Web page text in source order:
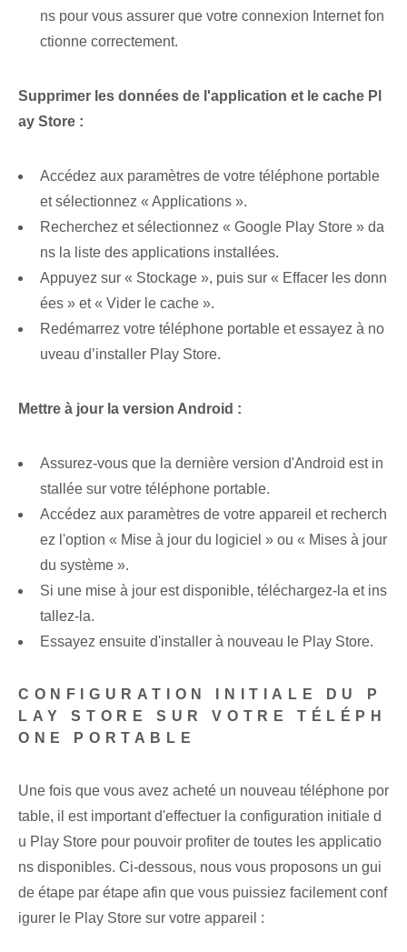
ns pour vous assurer que votre connexion Internet fon
ctionne correctement.
Supprimer les données de l'application et le cache⁣ Pl
ay⁤ Store :
Accédez aux paramètres de votre téléphone portable
et sélectionnez « Applications ».
Recherchez et sélectionnez « Google Play Store » da
ns la liste des applications installées.
Appuyez sur « Stockage », puis sur « Effacer les donn
ées » et « Vider le cache ».
Redémarrez votre téléphone portable et essayez à no
uveau d’installer Play Store.
Mettre à jour la version Android :
Assurez-vous que la dernière version d'Android est in
stallée sur votre téléphone portable.
Accédez aux paramètres de votre appareil et recherch
ez l'option « Mise à jour du logiciel » ou « Mises à jour
du système ».
Si une mise à jour est disponible, téléchargez-la et ins
tallez-la.
Essayez ensuite d'installer à nouveau le Play⁣ Store.
CONFIGURATION INITIALE DU P
LAY STORE SUR VOTRE TÉLÉPH
ONE PORTABLE
Une fois que vous avez acheté un nouveau téléphone por
table, il est important d'effectuer la configuration initiale d
u Play Store pour pouvoir profiter de toutes les applicatio
ns disponibles. Ci-dessous, nous vous proposons un gui
de étape par étape afin que vous puissiez facilement conf
igurer le Play Store sur votre appareil :